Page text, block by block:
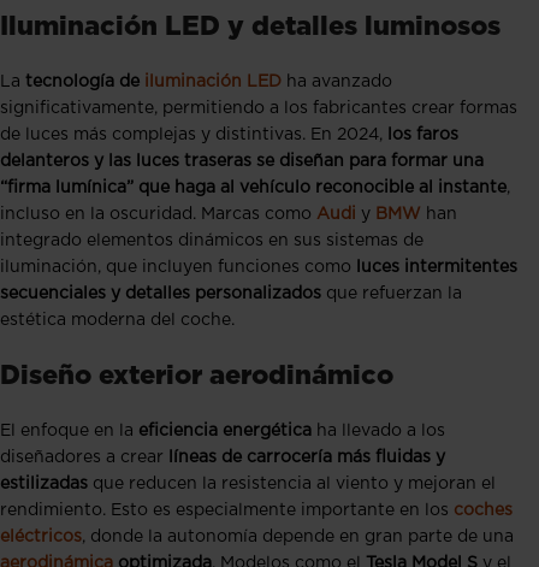
Iluminación LED y detalles luminosos
La tecnología de iluminación LED ha avanzado
significativamente, permitiendo a los fabricantes crear formas
de luces más complejas y distintivas. En 2024, los faros
delanteros y las luces traseras se diseñan para formar una
“firma lumínica” que haga al vehículo reconocible al instante,
incluso en la oscuridad. Marcas como Audi y BMW han
integrado elementos dinámicos en sus sistemas de
iluminación, que incluyen funciones como
luces intermitentes
secuenciales y detalles personalizados que refuerzan la
estética moderna del coche.
Diseño exterior aerodinámico
El enfoque en la eficiencia energética ha llevado a los
diseñadores a crear líneas de carrocería más fluidas y
estilizadas que reducen la resistencia al viento y mejoran el
rendimiento. Esto es especialmente importante en los coches
eléctricos, donde la autonomía depende en gran parte de una